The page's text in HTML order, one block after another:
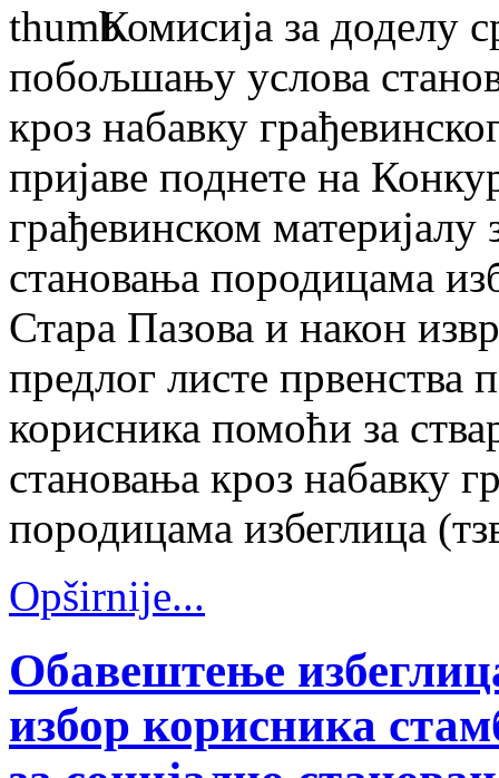
Комисијa за доделу
побољшању услова
кроз набавку
пријаве поднете на
грађевинском
становања породицама
Стара Пазова и након
предлог листе првенства
корисника помоћи за
становања кроз набавку
породицама избеглица
Opširnije...
Обавештење
избор корисника